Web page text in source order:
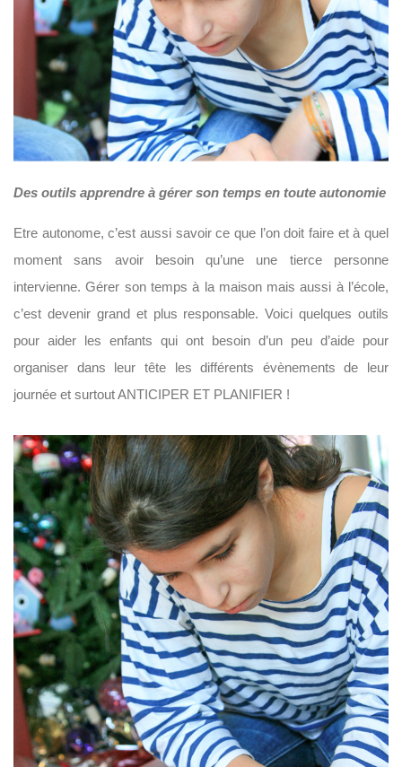
Des outils apprendre à gérer son temps en toute autonomie
Etre autonome, c’est aussi savoir ce que l’on doit faire et à quel
moment sans avoir besoin qu’une une tierce personne
intervienne. Gérer son temps à la maison mais aussi à l’école,
c’est devenir grand et plus responsable. Voici quelques outils
pour aider les enfants qui ont besoin d’un peu d’aide pour
organiser dans leur tête les différents évènements de leur
journée et surtout ANTICIPER ET PLANIFIER !